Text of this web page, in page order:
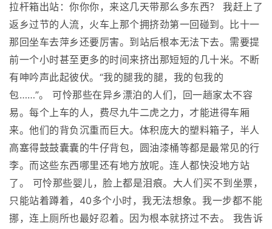
拉杆箱出站：你你你，来这几天带那么多东西？ 我赶上了
返乡过节的人流，火车上那个拥挤劲第一回碰到。比十一
那回坐车去萍乡还要厉害。到站后根本无法下去。需要提
前一个小时甚至更多的时间来挤出那短短的几十米。不断
有呻吟声此起彼伏。“我的腿我的腿，我的包我的
包……”。 可怜那些在异乡漂泊的人们，回一趟家太不容
易。每个上车的人，费尽九牛二虎之力，才能进得车厢
来。他们的背负沉重而巨大。体积庞大的塑料箱子，半人
高塞得鼓鼓囊囊的牛仔背包，圆油漆桶等都是最常见的行
李。而这些东西哪里还有地方放呢。连人都快没地方站
了。 可怜那些婴儿，脸上都是泪痕。大人们买不到坐票，
只能站着蹲着，40多个小时，我无法想象。我一步都不能
挪，连上厕所也最好忍着。因为根本就挤过不去。 我告诉